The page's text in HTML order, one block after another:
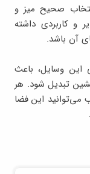
صحیح میز و
و کاربردی داشته
آن باشد.
این وسایل، باعث
تبدیل شود. هر
می‌توانید این فضا